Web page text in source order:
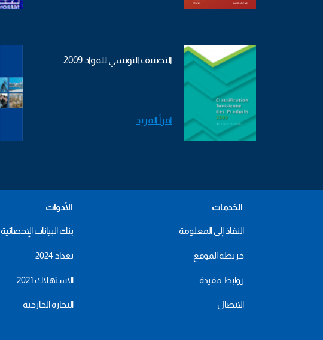
التصنيف التونسي للمواد 2009
اقرأ المزيد
الخدمات
النفاذ إلى المعلومة
خريطة الموقع
روابط مفيدة
الاتصال
الأدوات
بنك البيانات الإحصائية
تعداد 2024
الاستهلاك 2021
التجارة الخارجية